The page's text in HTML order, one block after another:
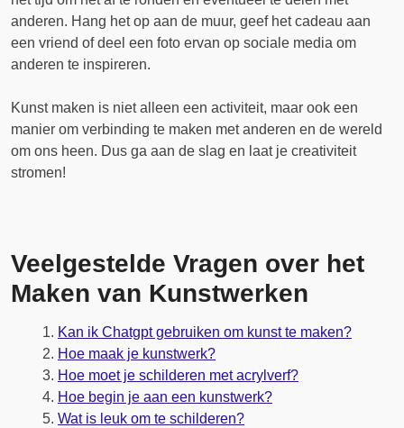
anderen. Hang het op aan de muur, geef het cadeau aan
een vriend of deel een foto ervan op sociale media om
anderen te inspireren.
Kunst maken is niet alleen een activiteit, maar ook een
manier om verbinding te maken met anderen en de wereld
om ons heen. Dus ga aan de slag en laat je creativiteit
stromen!
Veelgestelde Vragen over het
Maken van Kunstwerken
Kan ik Chatgpt gebruiken om kunst te maken?
Hoe maak je kunstwerk?
Hoe moet je schilderen met acrylverf?
Hoe begin je aan een kunstwerk?
Wat is leuk om te schilderen?